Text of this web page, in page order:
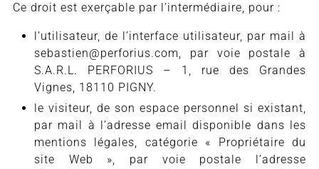
Ce droit est exerçable par l’intermédiaire, pour :
l’utilisateur, de l’interface utilisateur, par mail à
sebastien@perforius.com, par voie postale à
S.A.R.L. PERFORIUS – 1, rue des Grandes
Vignes, 18110 PIGNY.
le visiteur, de son espace personnel si existant,
par mail à l’adresse email disponible dans les
mentions légales, catégorie « Propriétaire du
site Web », par voie postale l’adresse